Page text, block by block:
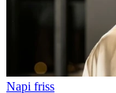
Napi friss